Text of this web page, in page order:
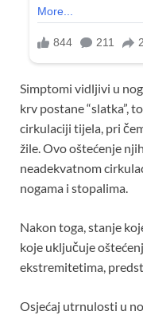
Simptomi vidljivi u
krv postane “slatka”,
cirkulaciji tijela, pri
žile. Ovo oštećenje
neadekvatnom
nogama i stopalima.
Nakon toga, stanje
koje uključuje
ekstremitetima,
Osjećaj utrnulosti u